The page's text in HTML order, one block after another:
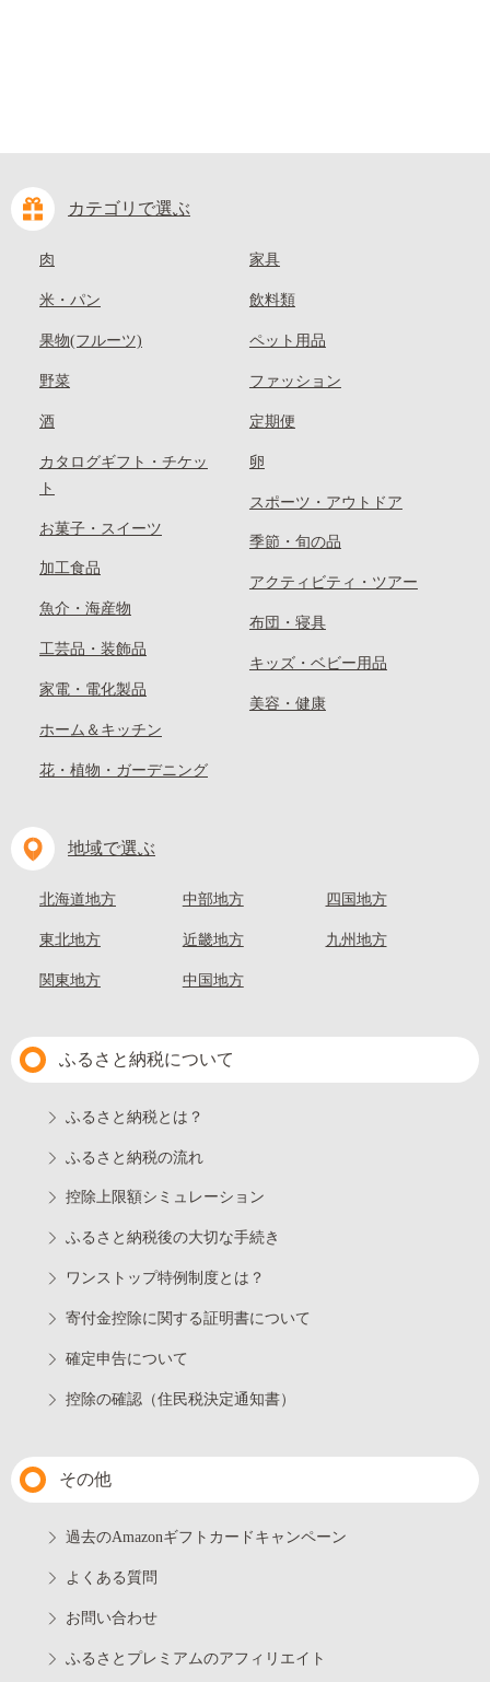
カテゴリで選ぶ
肉
米・パン
果物(フルーツ)
野菜
酒
カタログギフト・チケッ
ト
お菓子・スイーツ
加工食品
魚介・海産物
工芸品・装飾品
家電・電化製品
ホーム＆キッチン
花・植物・ガーデニング
家具
飲料類
ペット用品
ファッション
定期便
卵
スポーツ・アウトドア
季節・旬の品
アクティビティ・ツアー
布団・寝具
キッズ・ベビー用品
美容・健康
地域で選ぶ
北海道地方
東北地方
関東地方
中部地方
近畿地方
中国地方
四国地方
九州地方
ふるさと納税について
ふるさと納税とは？
ふるさと納税の流れ
控除上限額シミュレーション
ふるさと納税後の大切な手続き
ワンストップ特例制度とは？
寄付金控除に関する証明書について
確定申告について
控除の確認（住民税決定通知書）
その他
過去のAmazonギフトカードキャンペーン
よくある質問
お問い合わせ
ふるさとプレミアムのアフィリエイト